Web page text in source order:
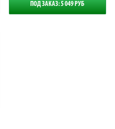
ПОД ЗАКАЗ: 5 049 РУБ